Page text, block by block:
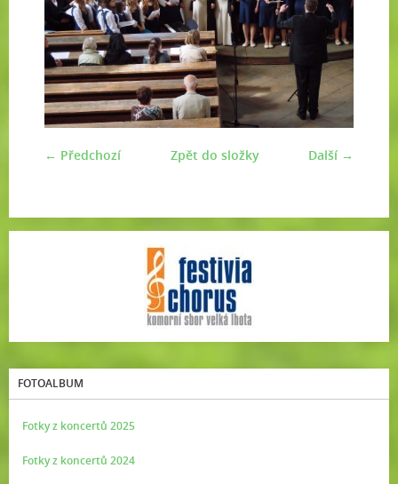
← Předchozí Další →
Zpět do složky
FOTOALBUM
Fotky z koncertů 2025
Fotky z koncertů 2024